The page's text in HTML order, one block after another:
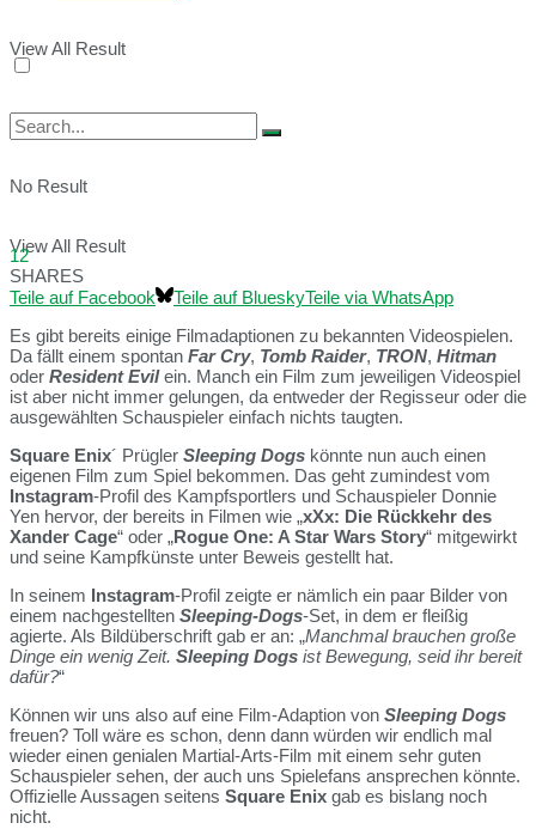
View All Result
No Result
View All Result
12
SHARES
Teile auf Facebook
Teile auf BlueskyTeile via WhatsApp
Es gibt bereits einige Filmadaptionen zu bekannten Videospielen.
Da fällt einem spontan Far Cry, Tomb Raider, TRON, Hitman
oder Resident Evilein. Manch ein Film zum jeweiligen Videospiel
ist aber nicht immer gelungen, da entweder der Regisseur oder die
ausgewählten Schauspieler einfach nichts taugten.
Square Enix´ Prügler Sleeping Dogs könnte nun auch einen
eigenen Film zum Spiel bekommen. Das geht zumindest vom
Instagram-Profil des Kampfsportlers und Schauspieler Donnie
Yen hervor, der bereits in Filmen wie „xXx: Die Rückkehr des
Xander Cage“ oder „Rogue One: A Star Wars Story“ mitgewirkt
und seine Kampfkünste unter Beweis gestellt hat.
In seinem Instagram-Profil zeigte er nämlich ein paar Bilder von
einem nachgestellten Sleeping-Dogs-Set, in dem er fleißig
agierte. Als Bildüberschrift gab er an: „Manchmal brauchen große
Dinge ein wenig Zeit. Sleeping Dogs ist Bewegung, seid ihr bereit
dafür?“
Können wir uns also auf eine Film-Adaption von Sleeping Dogs
freuen? Toll wäre es schon, denn dann würden wir endlich mal
wieder einen genialen Martial-Arts-Film mit einem sehr guten
Schauspieler sehen, der auch uns Spielefans ansprechen könnte.
Offizielle Aussagen seitens Square Enix gab es bislang noch
nicht.